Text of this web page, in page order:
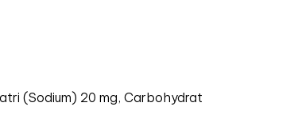
(Sodium) 20 mg, Carbohydrat